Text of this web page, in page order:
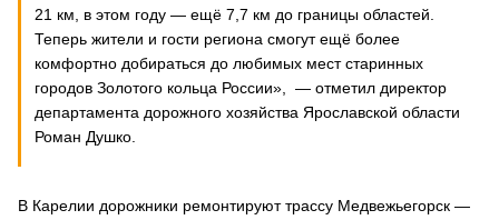
21 км, в этом году — ещё 7,7 км до границы областей.
Теперь жители и гости региона смогут ещё более
комфортно добираться до любимых мест старинных
городов Золотого кольца России», — отметил директор
департамента дорожного хозяйства Ярославской области
Роман Душко.
В Карелии дорожники ремонтируют трассу Медвежьегорск —